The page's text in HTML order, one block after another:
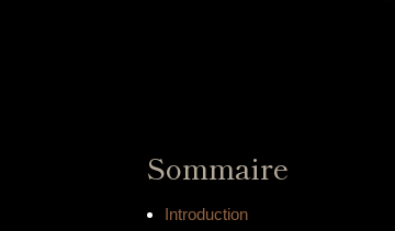
Sommaire
Introduction